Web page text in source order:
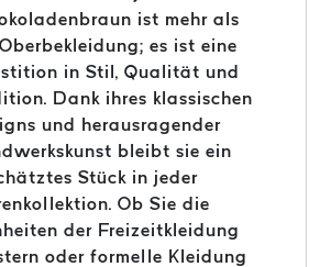
ist mehr als
es ist eine
in Stil, Qualität und
Dank ihres klassischen
und herausragender
bleibt sie ein
Stück in jeder
Ob Sie die
der Freizeitkleidung
oder formelle Kleidung